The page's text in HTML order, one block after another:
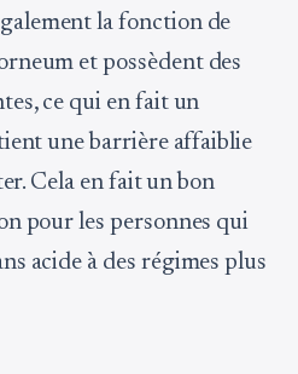
la fonction de
et possèdent des
ce qui en fait un
une barrière affaiblie
Cela en fait un bon
pour les personnes qui
acide à des régimes plus